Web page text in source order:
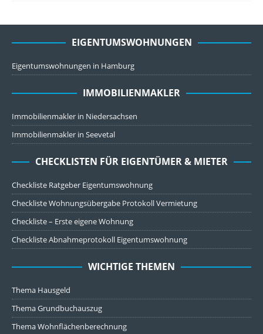
EIGENTUMSWOHNUNGEN
Eigentumswohnungen in Hamburg
IMMOBILIENMAKLER
Immobilienmakler in Niedersachsen
Immobilienmakler in Seevetal
CHECKLISTEN FÜR EIGENTÜMER & MIETER
Checkliste Ratgeber Eigentumswohnung
Checkliste Wohnungsübergabe Protokoll Vermietung
Checkliste – Erste eigene Wohnung
Checkliste Abnahmeprotokoll Eigentumswohnung
WICHTIGE THEMEN
Thema Hausgeld
Thema Grundbuchauszug
Thema Wohnflächenberechnung